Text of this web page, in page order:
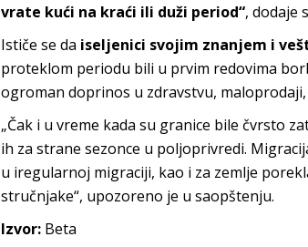
vrate kući na kraći ili duži period“, dodaje
Ističe se da iseljenici svojim znanjem i
proteklom periodu bili u prvim redovima
ogroman doprinos u zdravstvu,
„Čak i u vreme kada su granice bile čvrsto
ih za strane sezonce u poljoprivredi.
u iregularnoj migraciji, kao i za zemlje
stručnjake“, upozoreno je u saopštenju.
Izvor: Beta